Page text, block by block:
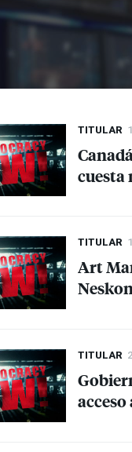
TITULAR
cuesta
TITULAR
Art
TITULAR